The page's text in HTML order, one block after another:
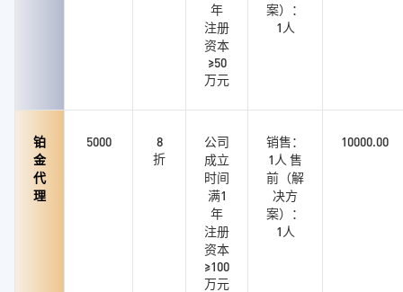
年
注册
资本
≥50
万元
案）：
1人
铂
金
代
理
5000
8
折
公司
成立
时间
满1
年
注册
资本
≥100
万元
销售：
1人 售
前（解
决方
案）：
1人
10000.00